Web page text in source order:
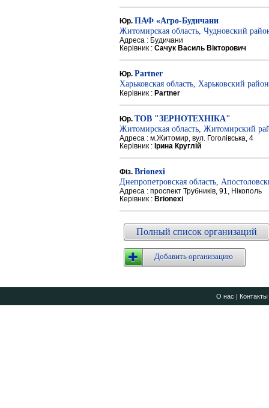
Юр. ПАФ «Агро-Будичани
Житомирская область, Чудновский
Адреса : Будичани
Керівник : Сачук Василь Вікторович
Юр. Partner
Харьковская область, Харьковский район
Керівник : Partner
Юр. ТОВ "ЗЕРНОТЕХНІКА"
Житомирская область, Житомирский
Адреса : м.Житомир, вул. Гоголівська, 4
Керівник : Ірина Круглій
Фіз. Brionexi
Днепропетровская область,
Адреса : проспект Трубників, 91, Нікополь
Керівник : Brionexi
Полный список организаций
Добавить организацию
О нас | Контакты